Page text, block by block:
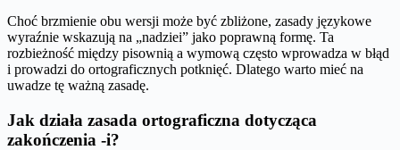
Choć brzmienie obu wersji może być zbliżone, zasady językowe
wyraźnie wskazują na „nadziei” jako poprawną formę. Ta
rozbieżność między pisownią a wymową często wprowadza w błąd
i prowadzi do ortograficznych potknięć. Dlatego warto mieć na
uwadze tę ważną zasadę.
Jak działa zasada ortograficzna dotycząca
zakończenia -i?